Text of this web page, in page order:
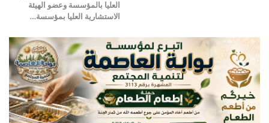
العليا بالمؤسسة وعضو الهيئة
الاستشارية العليا بمؤسسة…